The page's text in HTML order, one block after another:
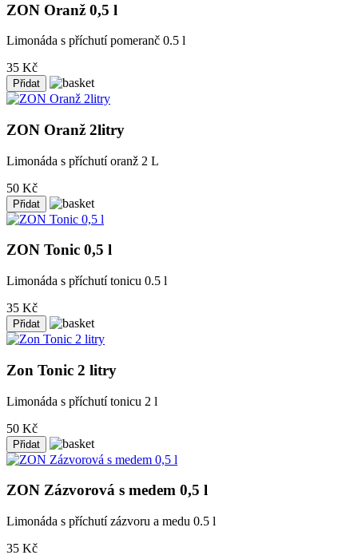
ZON Oranž 0,5 l
Limonáda s příchutí pomeranč 0.5 l
35 Kč
ZON Oranž 2litry
Limonáda s příchutí oranž 2 L
50 Kč
ZON Tonic 0,5 l
Limonáda s příchutí tonicu 0.5 l
35 Kč
Zon Tonic 2 litry
Limonáda s příchutí tonicu 2 l
50 Kč
ZON Zázvorová s medem 0,5 l
Limonáda s příchutí zázvoru a medu 0.5 l
35 Kč